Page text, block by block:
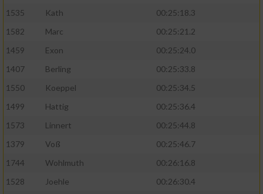
1535
Kath
00:25:18.3
1582
Marc
00:25:21.2
1459
Exon
00:25:24.0
1407
Berling
00:25:33.8
1550
Koeppel
00:25:34.5
1499
Hattig
00:25:36.4
1573
Linnert
00:25:44.8
1379
Voß
00:25:46.7
1744
Wohlmuth
00:26:16.8
1528
Joehle
00:26:30.4